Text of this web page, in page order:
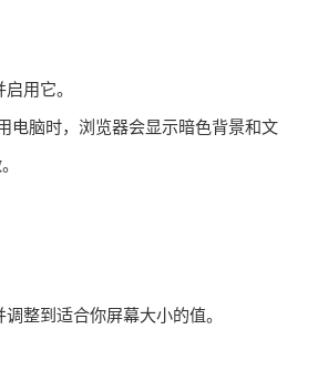
用它。
电脑时，浏览器会显示暗色背景和文
整到适合你屏幕大小的值。